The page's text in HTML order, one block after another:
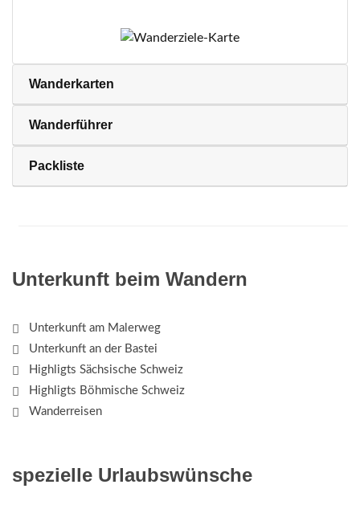
Wanderkarten
Wanderführer
Packliste
Unterkunft beim Wandern
Unterkunft am Malerweg
Unterkunft an der Bastei
Highligts Sächsische Schweiz
Highligts Böhmische Schweiz
Wanderreisen
spezielle Urlaubswünsche